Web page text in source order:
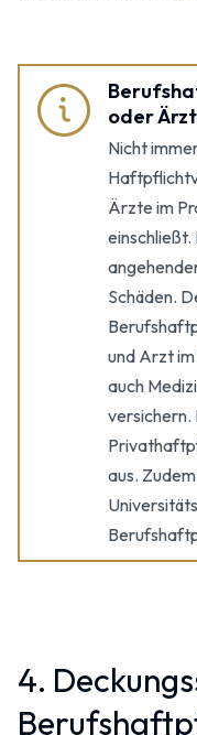
oder
Nicht
Ärzte im
einschließt.
Schäden.
und Arzt im
auch
versichern.
aus.
4.